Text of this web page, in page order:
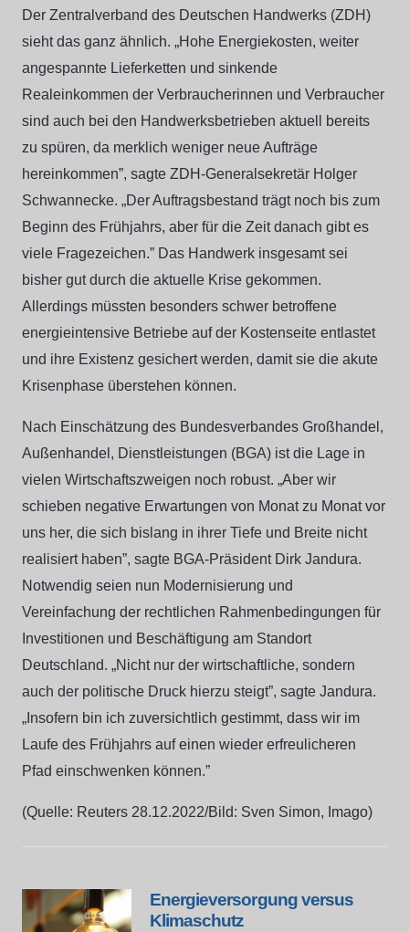
Der Zentralverband des Deutschen Handwerks (ZDH)
sieht das ganz ähnlich. „Hohe Energiekosten, weiter
angespannte Lieferketten und sinkende
Realeinkommen der Verbraucherinnen und Verbraucher
sind auch bei den Handwerksbetrieben aktuell bereits
zu spüren, da merklich weniger neue Aufträge
hereinkommen”, sagte ZDH-Generalsekretär Holger
Schwannecke. „Der Auftragsbestand trägt noch bis zum
Beginn des Frühjahrs, aber für die Zeit danach gibt es
viele Fragezeichen.” Das Handwerk insgesamt sei
bisher gut durch die aktuelle Krise gekommen.
Allerdings müssten besonders schwer betroffene
energieintensive Betriebe auf der Kostenseite entlastet
und ihre Existenz gesichert werden, damit sie die akute
Krisenphase überstehen können.
Nach Einschätzung des Bundesverbandes Großhandel,
Außenhandel, Dienstleistungen (BGA) ist die Lage in
vielen Wirtschaftszweigen noch robust. „Aber wir
schieben negative Erwartungen von Monat zu Monat vor
uns her, die sich bislang in ihrer Tiefe und Breite nicht
realisiert haben”, sagte BGA-Präsident Dirk Jandura.
Notwendig seien nun Modernisierung und
Vereinfachung der rechtlichen Rahmenbedingungen für
Investitionen und Beschäftigung am Standort
Deutschland. „Nicht nur der wirtschaftliche, sondern
auch der politische Druck hierzu steigt”, sagte Jandura.
„Insofern bin ich zuversichtlich gestimmt, dass wir im
Laufe des Frühjahrs auf einen wieder erfreulicheren
Pfad einschwenken können.”
(Quelle: Reuters 28.12.2022/Bild: Sven Simon, Imago)
Energieversorgung versus
Klimaschutz